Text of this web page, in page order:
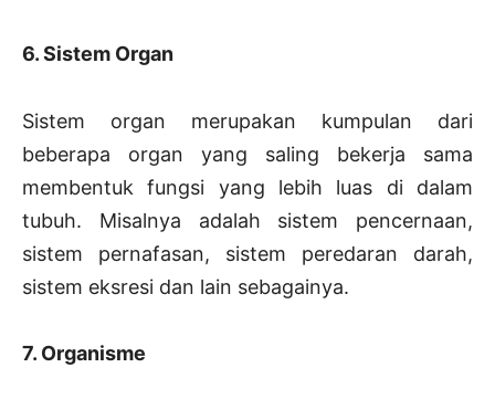
6. Sistem Organ
Sistem organ merupakan kumpulan dari
beberapa organ yang saling bekerja sama
membentuk fungsi yang lebih luas di dalam
tubuh. Misalnya adalah sistem pencernaan,
sistem pernafasan, sistem peredaran darah,
sistem eksresi dan lain sebagainya.
7. Organisme